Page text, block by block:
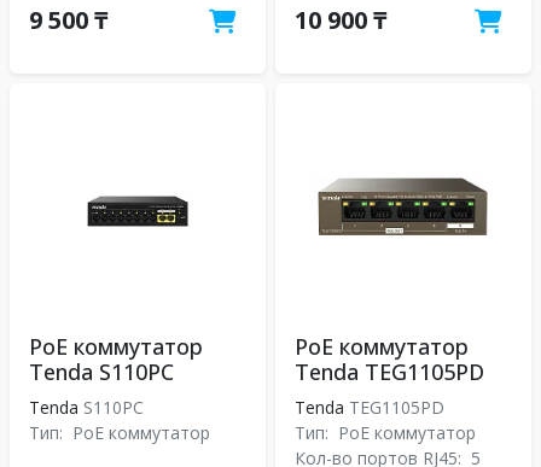
9 500 ₸ 10 900 ₸
PoE коммутатор
Tenda S110PC
Tenda S110PC
Тип: PoE коммутатор
PoE коммутатор
Tenda TEG1105PD
Tenda TEG1105PD
Тип: PoE коммутатор
Кол-во портов RJ45: 5